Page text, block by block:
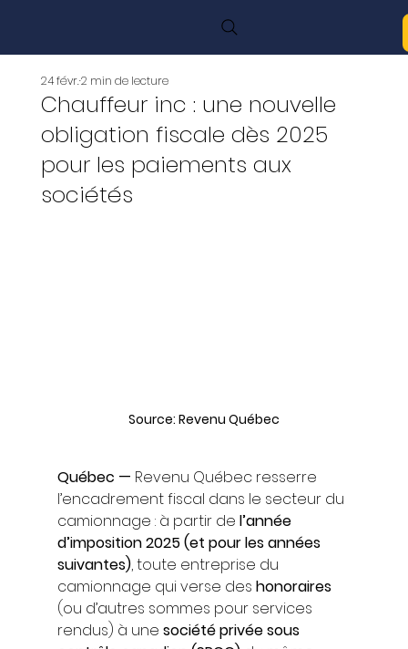
Chauffeur inc : une nouvelle
obligation fiscale dès 2025
pour les paiements aux
sociétés
24 févr.2 min de lecture
Source: Revenu Québec
Québec — Revenu Québec resserre
l’encadrement fiscal dans le secteur du
camionnage : à partir de l’année
d’imposition 2025 (et pour les années
suivantes), toute entreprise du
camionnage qui verse des honoraires
(ou d’autres sommes pour services
rendus) à une société privée sous